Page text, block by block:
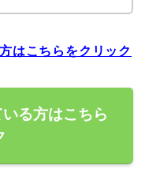
はこちらをクリック
る方はこちら